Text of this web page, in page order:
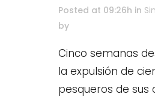
Posted at 09:26h in
by
Cinco semanas
la expulsión de
pesqueros de sus